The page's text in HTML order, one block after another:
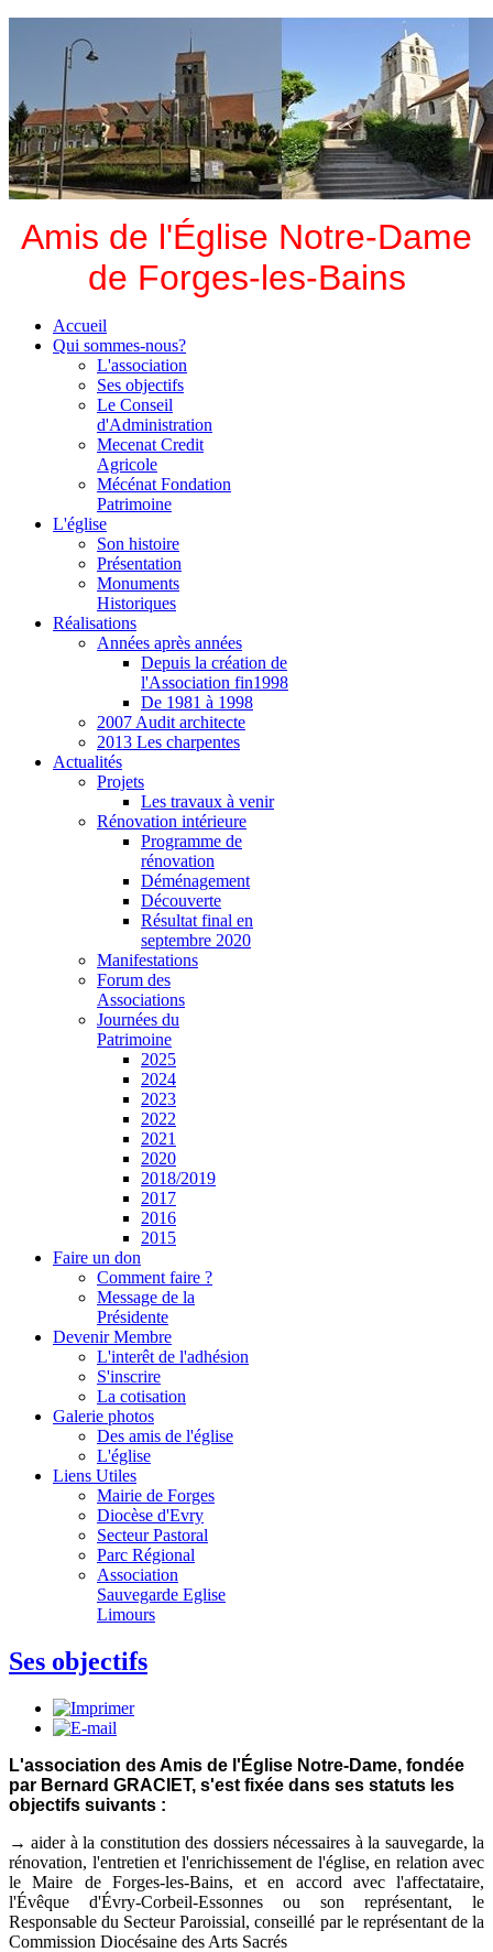
Amis de l'Église Notre-Dame
de Forges-les-Bains
Accueil
Qui sommes-nous?
L'association
Ses objectifs
Le Conseil
d'Administration
Mecenat Credit
Agricole
Mécénat Fondation
Patrimoine
L'église
Son histoire
Présentation
Monuments
Historiques
Réalisations
Années après années
Depuis la création de
l'Association fin1998
De 1981 à 1998
2007 Audit architecte
2013 Les charpentes
Actualités
Projets
Les travaux à venir
Rénovation intérieure
Programme de
rénovation
Déménagement
Découverte
Résultat final en
septembre 2020
Manifestations
Forum des
Associations
Journées du
Patrimoine
2025
2024
2023
2022
2021
2020
2018/2019
2017
2016
2015
Faire un don
Comment faire ?
Message de la
Présidente
Devenir Membre
L'interêt de l'adhésion
S'inscrire
La cotisation
Galerie photos
Des amis de l'église
L'église
Liens Utiles
Mairie de Forges
Diocèse d'Evry
Secteur Pastoral
Parc Régional
Association
Sauvegarde Eglise
Limours
Ses objectifs
L'association des Amis de l'Église Notre-Dame, fondée
par Bernard GRACIET, s'est fixée dans ses statuts les
objectifs suivants :
→ aider à la constitution des dossiers nécessaires à la sauvegarde, la
rénovation, l'entretien et l'enrichissement de l'église, en relation avec
le Maire de Forges-les-Bains, et en accord avec l'affectataire,
l'Évêque d'Évry-Corbeil-Essonnes ou son représentant, le
Responsable du Secteur Paroissial, conseillé par le représentant de la
Commission Diocésaine des Arts Sacrés